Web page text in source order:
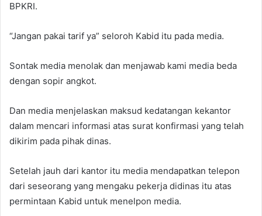
BPKRI.
“Jangan pakai tarif ya” seloroh Kabid itu pada media.
Sontak media menolak dan menjawab kami media beda
dengan sopir angkot.
Dan media menjelaskan maksud kedatangan kekantor
dalam mencari informasi atas surat konfirmasi yang telah
dikirim pada pihak dinas.
Setelah jauh dari kantor itu media mendapatkan telepon
dari seseorang yang mengaku pekerja didinas itu atas
permintaan Kabid untuk menelpon media.